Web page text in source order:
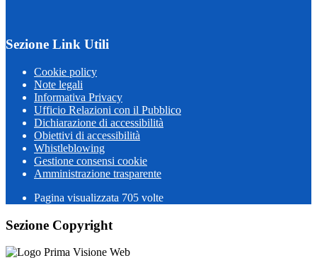
Sezione Link Utili
Cookie policy
Note legali
Informativa Privacy
Ufficio Relazioni con il Pubblico
Dichiarazione di accessibilità
Obiettivi di accessibilità
Whistleblowing
Gestione consensi cookie
Amministrazione trasparente
Pagina visualizzata 705 volte
Sezione Copyright